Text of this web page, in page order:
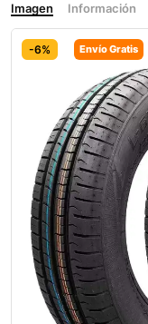
Imagen Información
-6% Envío Gratis